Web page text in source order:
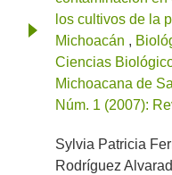
los cultivos de la
Michoacán ,
Ciencias
Michoacana de
Núm. 1 (2007):
Sylvia Patricia
Rodríguez